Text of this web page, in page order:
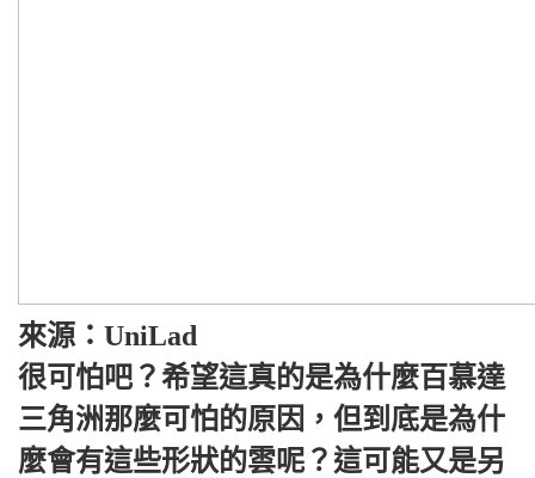
來源：UniLad
很可怕吧？希望這真的是為什麼百慕達
三角洲那麼可怕的原因，但到底是為什
麼會有這些形狀的雲呢？這可能又是另